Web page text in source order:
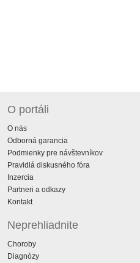
O portáli
O nás
Odborná garancia
Podmienky pre návštevníkov
Pravidlá diskusného fóra
Inzercia
Partneri a odkazy
Kontakt
Neprehliadnite
Choroby
Diagnózy